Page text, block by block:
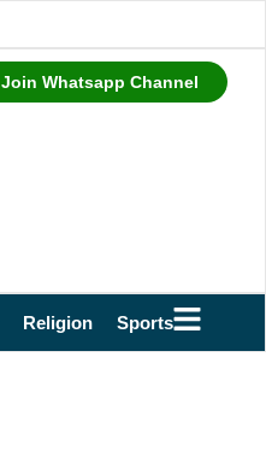
Join Whatsapp Channel
Religion Sports